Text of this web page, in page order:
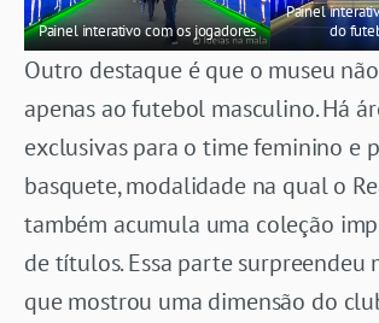
Painel interativo com os jogadores
Painel
do
Outro destaque é que o museu
apenas ao futebol masculino. Há
exclusivas para o time feminino e
basquete, modalidade na qual o
também acumula uma coleção
de títulos. Essa parte surpreendeu
que mostrou uma dimensão do